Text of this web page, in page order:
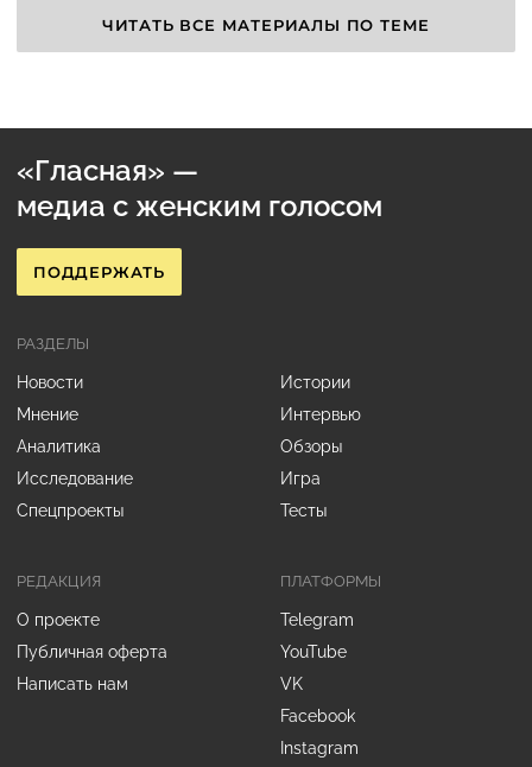
ЧИТАТЬ ВСЕ МАТЕРИАЛЫ ПО ТЕМЕ
«Гласная» —
медиа с женским голосом
ПОДДЕРЖАТЬ
РЕДАКЦИЯ
О проекте
Публичная оферта
Написать нам
РАЗДЕЛЫ
Новости
Истории
Мнение
Интервью
Аналитика
Обзоры
Исследование
Игра
Спецпроекты
Тесты
ПЛАТФОРМЫ
Telegram
YouTube
VK
Facebook
Instagram